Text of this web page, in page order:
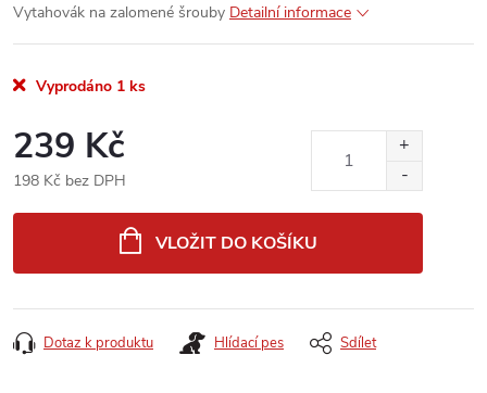
Vytahovák na zalomené šrouby Detailní informace
Vyprodáno 1 ks
239 Kč
198 Kč bez DPH
VLOŽIT DO KOŠÍKU
Dotaz k produktu Hlídací pes Sdílet